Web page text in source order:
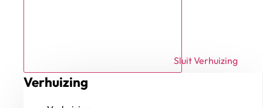
Sluit Verhuizing
Verhuizing